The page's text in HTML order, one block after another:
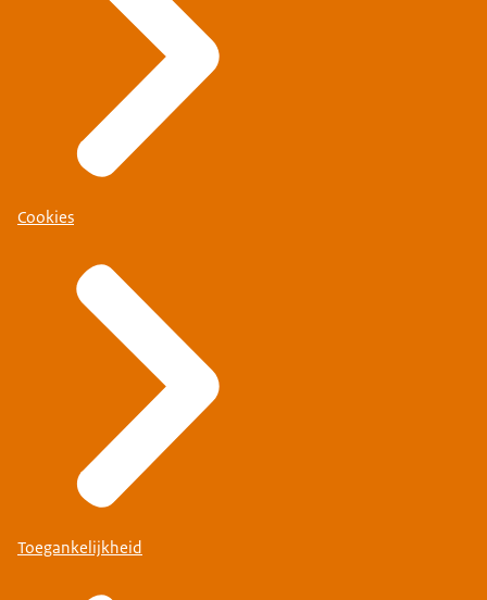
Cookies
Toegankelijkheid